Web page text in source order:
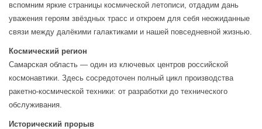
вспомним яркие страницы космической летописи, отдадим дань
уважения героям звёздных трасс и откроем для себя неожиданные
связи между далёкими галактиками и нашей повседневной жизнью.
Космический регион
Самарская область — один из ключевых центров российской
космонавтики. Здесь сосредоточен полный цикл производства
ракетно-космической техники: от разработки до технического
обслуживания.
Исторический прорыв